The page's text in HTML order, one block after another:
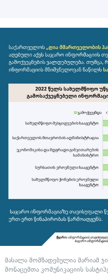
მასალა მომზადებულია მარიამ
მონაცემთა კომუნიკაციის